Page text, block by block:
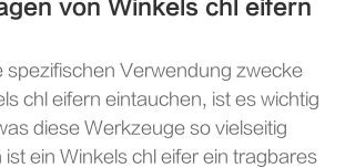
von Winkels chl eifern
spezifischen Verwendung zwecke
chl eifern eintauchen, ist es wichtig
diese Werkzeuge so vielseitig
ein Winkels chl eifer ein tragbares